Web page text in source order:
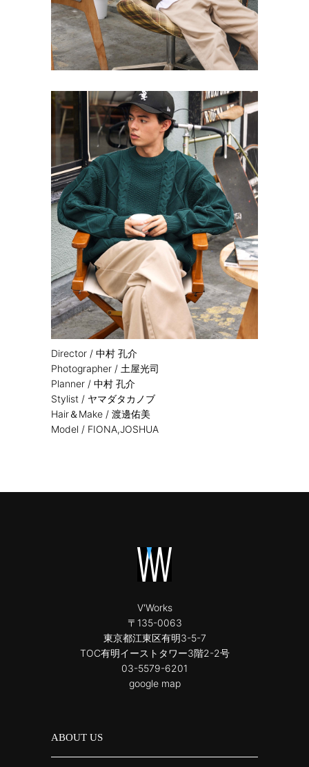
Director / 中村 孔介
Photographer / 土屋光司
Planner / 中村 孔介
Stylist / ヤマダタカノブ
Hair＆Make / 渡邊佑美
Model / FIONA,JOSHUA
V'Works
〒135-0063
東京都江東区有明3-5-7
TOC有明イーストタワー3階2-2号
03-5579-6201
google map
ABOUT US